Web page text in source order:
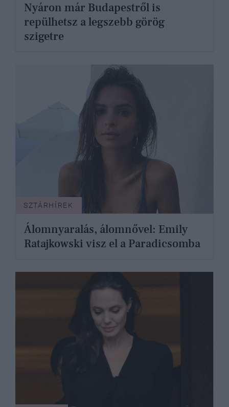
Nyáron már Budapestről is
repülhetsz a legszebb görög
szigetre
SZTÁRHÍREK
Álomnyaralás, álomnővel: Emily
Ratajkowski visz el a Paradicsomba